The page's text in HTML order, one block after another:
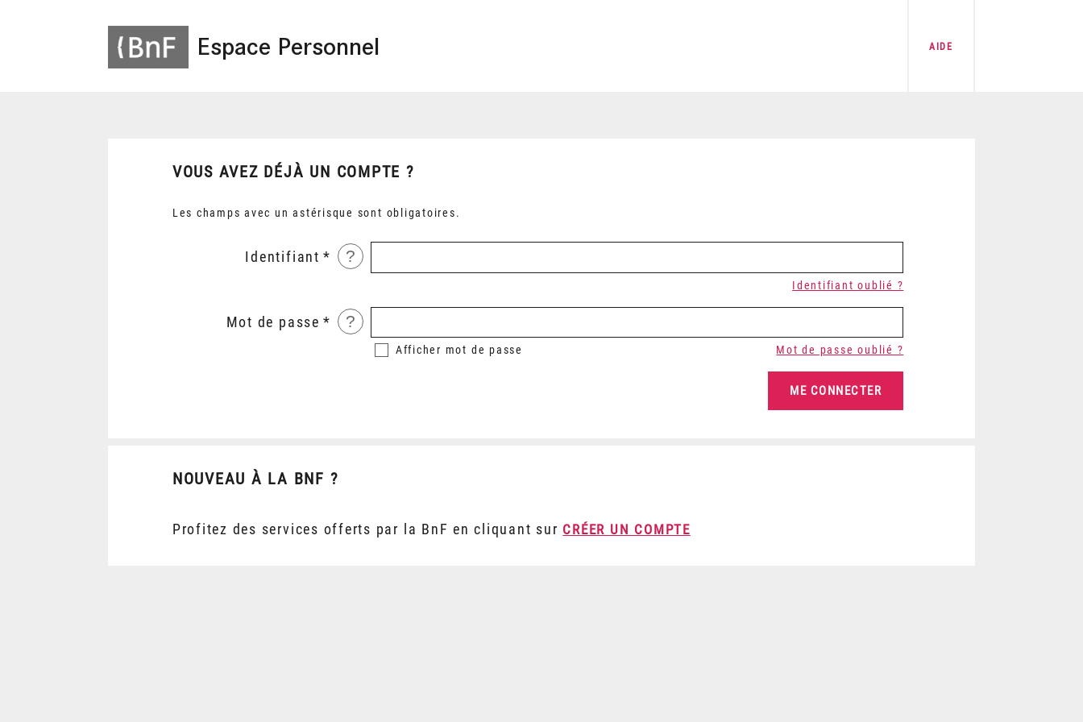
Espace Personnel AIDE
VOUS AVEZ DÉJÀ UN COMPTE ?
Les champs avec un astérisque sont obligatoires.
Identifiant ?
Identifiant oublié ?
Mot de passe ?
Afficher mot de passe Mot de passe oublié ?
NOUVEAU À LA BNF ?
Profitez des services offerts par la BnF en cliquant sur CRÉER UN COMPTE